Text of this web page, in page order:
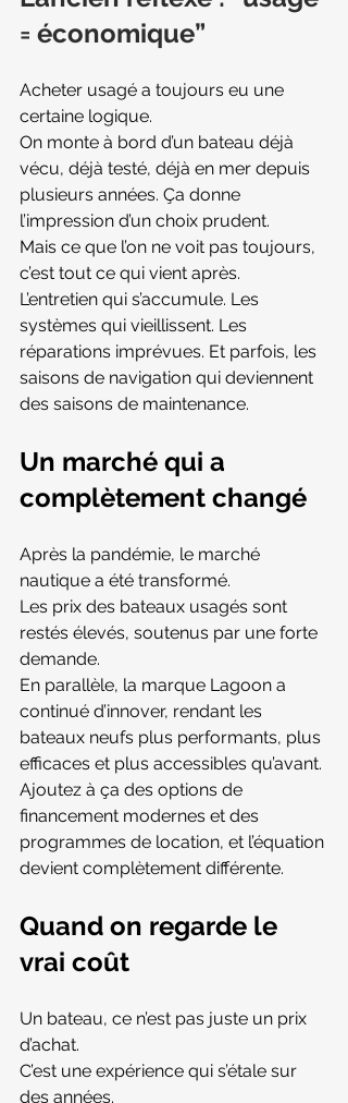
= économique”
Acheter usagé a toujours eu une
certaine logique.
On monte à bord d’un bateau déjà
vécu, déjà testé, déjà en mer depuis
plusieurs années. Ça donne
l’impression d’un choix prudent.
Mais ce que l’on ne voit pas toujours,
c’est tout ce qui vient après.
L’entretien qui s’accumule. Les
systèmes qui vieillissent. Les
réparations imprévues. Et parfois, les
saisons de navigation qui deviennent
des saisons de maintenance.
Un marché qui a
complètement changé
Après la pandémie, le marché
nautique a été transformé.
Les prix des bateaux usagés sont
restés élevés, soutenus par une forte
demande.
En parallèle, la marque Lagoon a
continué d’innover, rendant les
bateaux neufs plus performants, plus
efficaces et plus accessibles qu’avant.
Ajoutez à ça des options de
financement modernes et des
programmes de location, et l’équation
devient complètement différente.
Quand on regarde le
vrai coût
Un bateau, ce n’est pas juste un prix
d’achat.
C’est une expérience qui s’étale sur
des années.